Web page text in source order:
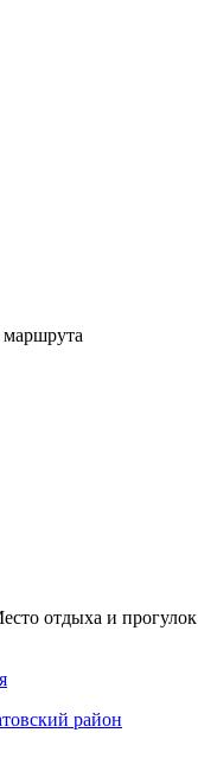
отдыха и прогулок